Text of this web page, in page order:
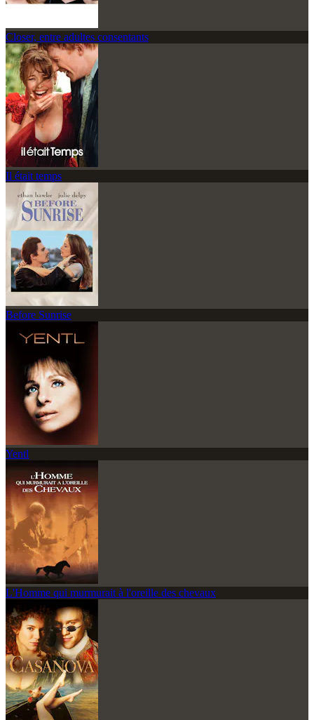
Closer, entre adultes consentants
Il était temps
Before Sunrise
Yentl
L'Homme qui murmurait à l'oreille des chevaux